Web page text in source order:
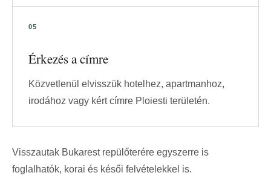
Érkezés a címre
Közvetlenül elvisszük hotelhez, apartmanhoz,
irodához vagy kért címre Ploiesti területén.
Visszautak Bukarest repülőterére egyszerre is
foglalhatók, korai és késői felvételekkel is.